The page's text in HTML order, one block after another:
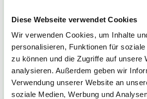
Diese Webseite verwendet Cookies
Wir verwenden Cookies, um Inhalte
personalisieren, Funktionen für
zu können und die Zugriffe auf unsere
analysieren. Außerdem geben wir
Verwendung unserer Website an
soziale Medien, Werbung und
Nächster Versandtermin:
Tiefgekühlte Ware ist bei
Selbstabholung
Abhol/